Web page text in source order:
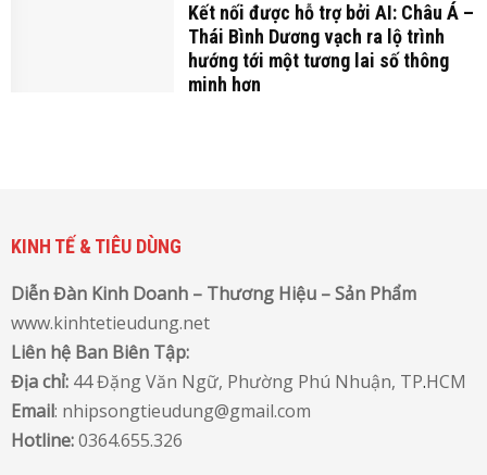
Kết nối được hỗ trợ bởi AI: Châu Á –
Thái Bình Dương vạch ra lộ trình
hướng tới một tương lai số thông
minh hơn
KINH TẾ & TIÊU DÙNG
Diễn Đàn Kinh Doanh – Thương Hiệu – Sản Phẩm
www.kinhtetieudung.net
Liên hệ Ban Biên Tập:
Địa chỉ: 44 Đặng Văn Ngữ, Phường Phú Nhuận, TP.HCM
Email: nhipsongtieudung@gmail.com
Hotline:0364.655.326